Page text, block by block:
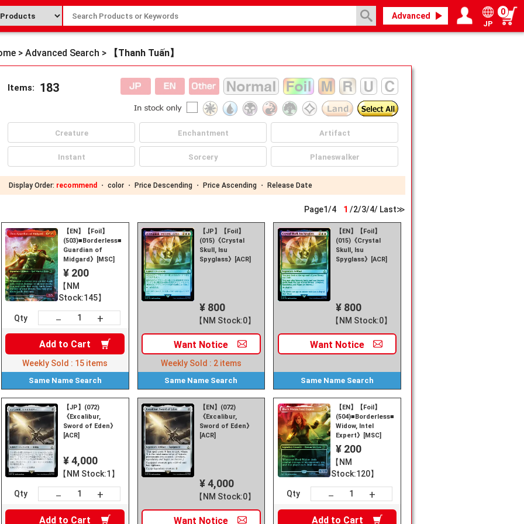
Advanced
JP
0
> Advanced Search > 【Thanh Tuấn】
Items: 183
Creature Enchantment Artifact
Instant Sorcery Planeswalker
Display Order: recommend ・ color ・ Price Descending ・ Price Ascending ・ Release Date
Page1/4 1 /2/3/4/ Last≫
【EN】【Foil】
(503)■Borderless■《Thor,
Guardian of
Midgard》[MSC]
¥ 200
【NM
Stock:145】
Qty － +
Add to Cart
Weekly Sold : 15 items
Same Name Search
【JP】【Foil】
(015)《Crystal
Skull, Isu
Spyglass》[ACR]
¥ 800
【NM Stock:0】
Want Notice
Weekly Sold : 2 items
Same Name Search
【EN】【Foil】
(015)《Crystal
Skull, Isu
Spyglass》[ACR]
¥ 800
【NM Stock:0】
Want Notice
Same Name Search
【JP】(072)
《Excalibur,
Sword of Eden》
[ACR]
¥ 4,000
【NM Stock:1】
Qty － +
Add to Cart
【EN】(072)
《Excalibur,
Sword of Eden》
[ACR]
¥ 4,000
【NM Stock:0】
Want Notice
【EN】【Foil】
(504)■Borderless■《Black
Widow, Intel
Expert》[MSC]
¥ 200
【NM
Stock:120】
Qty － +
Add to Cart